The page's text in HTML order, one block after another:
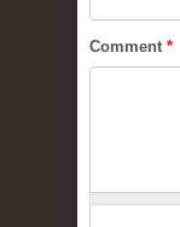
Comment *